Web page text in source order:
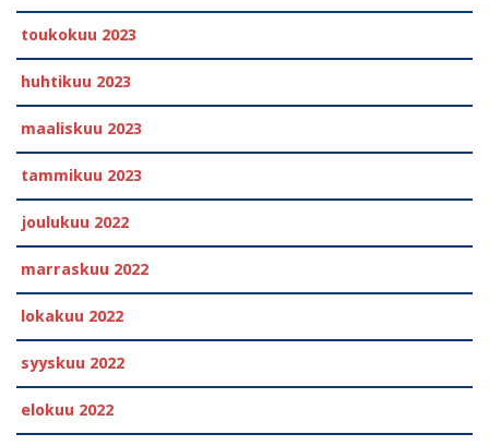
toukokuu 2023
huhtikuu 2023
maaliskuu 2023
tammikuu 2023
joulukuu 2022
marraskuu 2022
lokakuu 2022
syyskuu 2022
elokuu 2022